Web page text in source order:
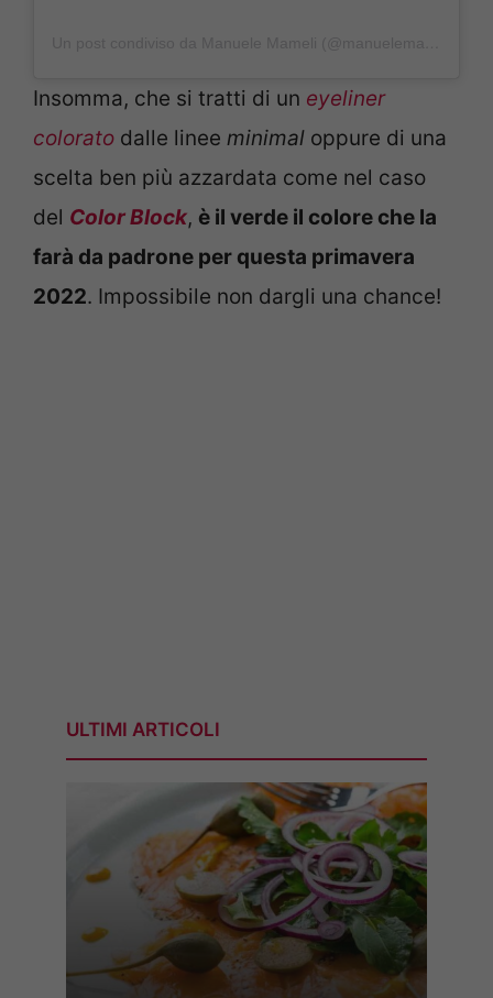
Insomma, che si tratti di un eyeliner
colorato dalle linee minimal oppure di una
scelta ben più azzardata come nel caso
del Color Block, è il verde il colore che la
farà da padrone per questa primavera
2022. Impossibile non dargli una chance!
ULTIMI ARTICOLI